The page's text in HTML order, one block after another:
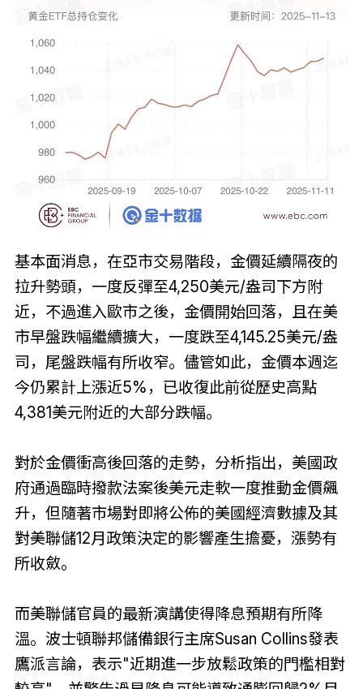
基本面消息，在亞市交易階段，金價延續隔夜的
拉升勢頭，一度反彈至4,250美元/盎司下方附
近，不過進入歐市之後，金價開始回落，且在美
市早盤跌幅繼續擴大，一度跌至4,145.25美元/盎
司，尾盤跌幅有所收窄。儘管如此，金價本週迄
今仍累計上漲近5%，已收復此前從歷史高點
4,381美元附近的大部分跌幅。
對於金價衝高後回落的走勢，分析指出，美國政
府通過臨時撥款法案後美元走軟一度推動金價飆
升，但隨著市場對即將公佈的美國經濟數據及其
對美聯儲12月政策決定的影響產生擔憂，漲勢有
所收斂。
而美聯儲官員的最新演講使得降息預期有所降
溫。波士頓聯邦儲備銀行主席Susan Collins發表
鷹派言論，表示"近期進一步放鬆政策的門檻相對